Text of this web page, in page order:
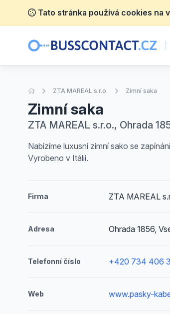
Tato stránka používá cookies na
Úvodní stránka
ZTA MAREAL s.r.o. Zimní saka
Zimní saka
ZTA MAREAL s.r.o., Ohrada
Nabízíme luxusní zimní sako se
Vyrobeno v Itálii.
Firma ZTA MAREAL
Adresa Ohrada 1856,
Telefonní číslo +420 734 406
Web www.pasky-